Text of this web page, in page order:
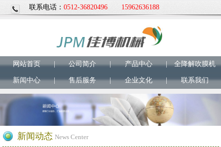
联系电话： 0512-36820496 15962636188
网站首页 | 公司简介 | 产品中心 | 全降解吹膜机
新闻中心 | 售后服务 | 企业文化 | 联系我们
新闻动态 News Center